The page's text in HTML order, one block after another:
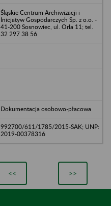
Śląskie Centrum Archiwizacji i
Inicjatyw Gospodarczych Sp. z o.o. -
41-200 Sosnowiec, ul. Orla 11; tel.
32 297 38 56
Dokumentacja osobowo-płacowa
992700/611/1785/2015-SAK; UNP:
2019-00378316
<< >>